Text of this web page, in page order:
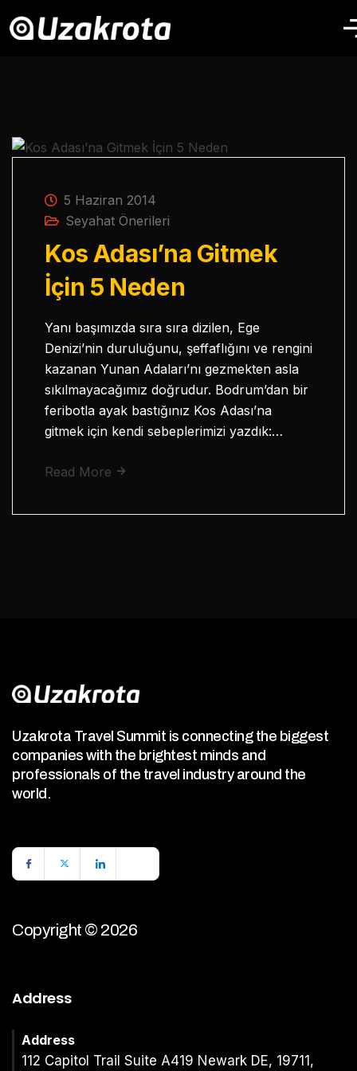
5 Haziran 2014
Seyahat Önerileri
Kos Adası’na Gitmek
İçin 5 Neden
Yanı başımızda sıra sıra dizilen, Ege
Denizi’nin duruluğunu, şeffaflığını ve rengini
kazanan Yunan Adaları’nı gezmekten asla
sıkılmayacağımız doğrudur. Bodrum’dan bir
feribotla ayak bastığınız Kos Adası’na
gitmek için kendi sebeplerimizi yazdık:…
Read More
Uzakrota Travel Summit is connecting the biggest
companies with the brightest minds and
professionals of the travel industry around the
world.
Copyright © 2026
Address
Address
112 Capitol Trail Suite A419 Newark DE, 19711,